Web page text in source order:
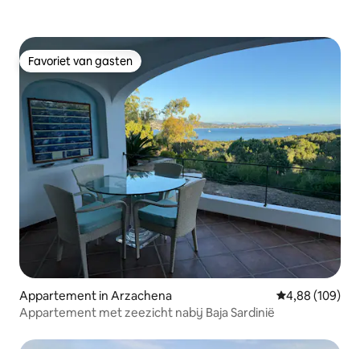
Favoriet van gasten
Favoriet van gasten
Appartement in Arzachena Gemiddelde
4,88 (109)
Appartement met zeezicht nabij Baja Sardinië